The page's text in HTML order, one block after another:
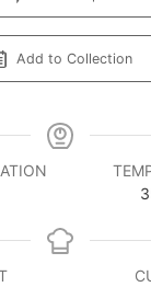
Add to Collection